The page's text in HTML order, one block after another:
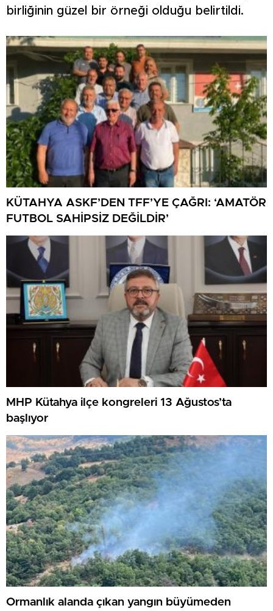
birliğinin güzel bir örneği olduğu belirtildi.
KÜTAHYA ASKF’DEN TFF’YE ÇAĞRI: ‘AMATÖR
FUTBOL SAHİPSİZ DEĞİLDİR’
MHP Kütahya ilçe kongreleri 13 Ağustos’ta
başlıyor
Ormanlık alanda çıkan yangın büyümeden